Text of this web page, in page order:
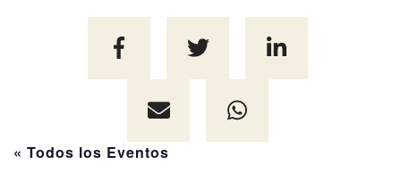
« Todos los Eventos